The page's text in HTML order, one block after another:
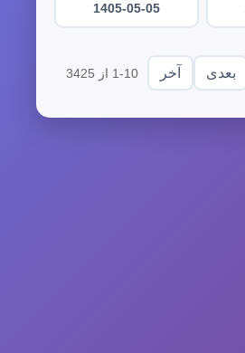
1405-05-05
بعدی آخر 1-10 از 3425